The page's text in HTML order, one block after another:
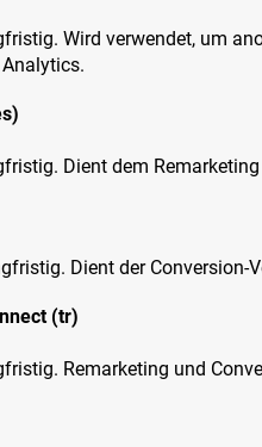
Wird verwendet, um
Dient dem
Dient der
(tr)
Remarketing und